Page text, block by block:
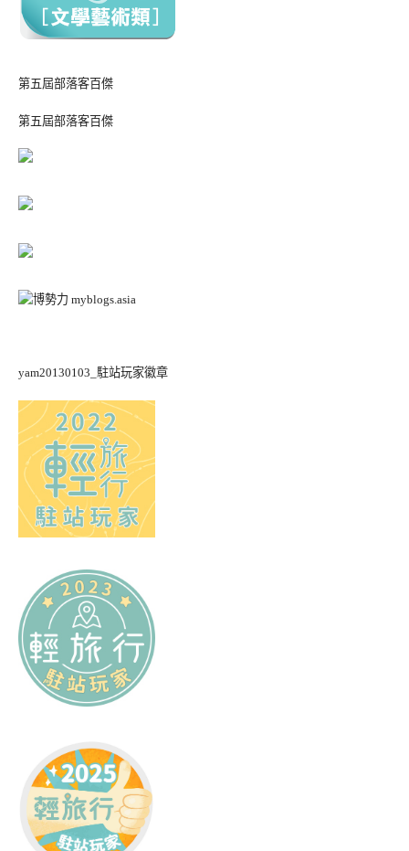
第五屆部落客百傑
第五屆部落客百傑
yam20130103_駐站玩家徽章